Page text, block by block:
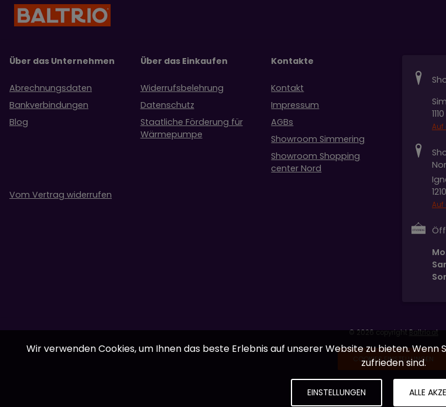
Über das Unternehmen
Abrechnungsdaten
Bankverbindungen
Blog
Über das Einkaufen
Widerrufsbelehrung
Datenschutz
Staatliche Förderung für
Wärmepumpe
Kontakte
Kontakt
Impressum
AGBs
Showroom Simmering
Showroom Shopping
center Nord
Vom Vertrag widerrufen
Auf
Auf
© 2026 copyrightBaltrio.at
COOKIES EINSTELLUNGEN
Wir verwenden Cookies, um Ihnen das beste Erlebnis auf unserer Website zu bieten. Wenn
zufrieden sind.
EINSTELLUNGEN ALLE